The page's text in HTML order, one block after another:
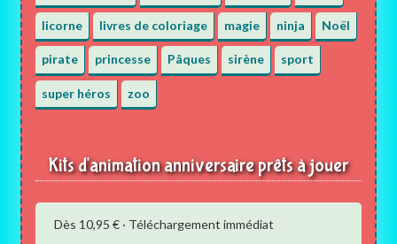
licorne livres de coloriage magie ninja Noël
pirate princesse Pâques sirène sport
super héros zoo
Kits d'animation anniversaire prêts à jouer
Dès 10,95 € · Téléchargement immédiat